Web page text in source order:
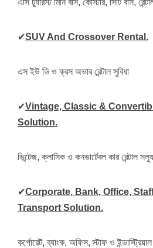
এসি ট্যুরিস্ট মিনি বাস, কোস্টার, সিটি বাস,
✔SUV And Crossover Rental.
এস ইউ ভি ও ক্রস অভার রেন্টাল সুবিধা
✔Vintage, Classic &
Solution.
ভিন্টেজ, ক্লাসিক ও কনভার্টেবল কার রেন্টাল
✔Corporate, Bank, Office,
Transport Solution.
কর্পোরেট, ব্যাংক, অফিস, স্টাফ ও ইন্ডাস্ট্রিয়াল